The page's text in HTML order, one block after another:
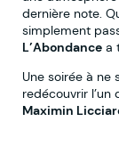
dernière note.
simplement
L’Abondance a
Une soirée à ne
redécouvrir l’un
Maximin